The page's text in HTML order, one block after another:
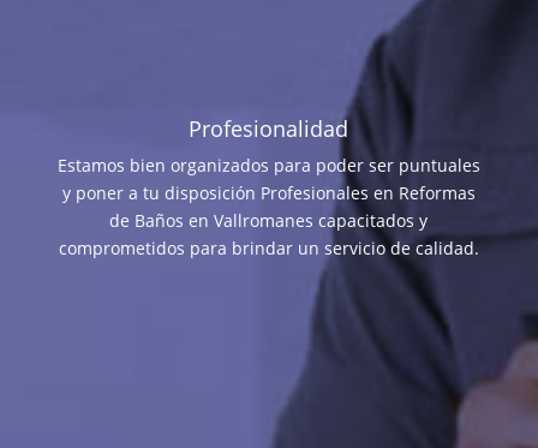
Profesionalidad
Estamos bien organizados para poder ser puntuales
y poner a tu disposición Profesionales en Reformas
de Baños en Vallromanes capacitados y
comprometidos para brindar un servicio de calidad.